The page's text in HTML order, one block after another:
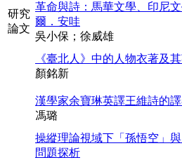
研究
論文
革命與詩：馬華文學、印尼
爾．安哇
吳小保；徐威雄
《臺北人》中的人物衣著及
顏銘新
漢學家余寶琳英譯王維詩的
馮璐
操縱理論視域下「孫悟空」
問題探析